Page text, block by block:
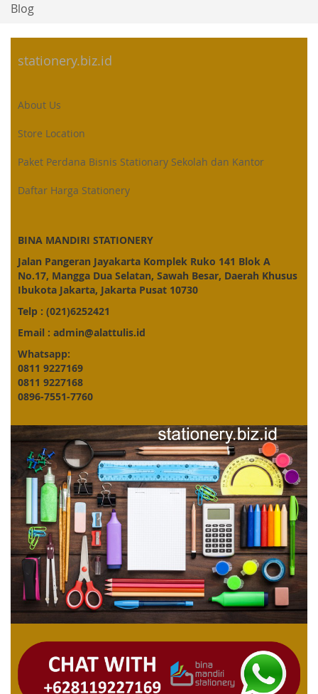
Blog
stationery.biz.id
About Us
Store Location
Paket Perdana Bisnis Stationary Sekolah dan Kantor
Daftar Harga Stationery
BINA MANDIRI STATIONERY
Jalan Pangeran Jayakarta Komplek Ruko 141 Blok A
No.17, Mangga Dua Selatan, Sawah Besar, Daerah Khusus
Ibukota Jakarta, Jakarta Pusat 10730
Telp : (021)6252421
Email : admin@alattulis.id
Whatsapp:
0811 9227169
0811 9227168
0896-7551-7760